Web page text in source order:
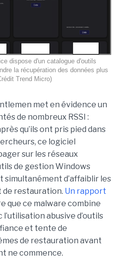
dispose d'un catalogue d'outils
la récupération des données plus
Trend Micro)
met en évidence un
de nombreux RSSI :
qu’ils ont pris pied dans
ce logiciel
sur les réseaux
de gestion Windows
d’affaiblir les
de restauration. Un rapport
que ce malware combine
abusive d’outils
et tente de
de restauration avant
ne commence.